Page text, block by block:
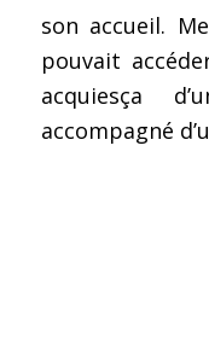
son accueil.
pouvait
acquiesça
accompagné